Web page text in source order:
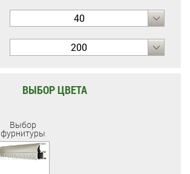
40
200
ВЫБОР ЦВЕТА
Выбор
фурнитуры